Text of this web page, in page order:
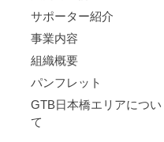
サポーター紹介
事業内容
組織概要
パンフレット
GTB日本橋エリアについ
て